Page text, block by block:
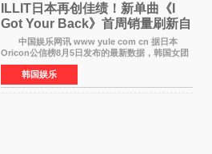
ILLIT日本再创佳绩！新单曲《I
Got Your Back》首周销量刷新自
身纪录
中国娱乐网讯 www yule com cn 据日本
Oricon公信榜8月5日发布的最新数据，韩国女团
ILLIT在日本发行的第二张单曲《I Got Your
Back》首周销量达到71,009张，成功跻身最新一
期周单曲排行
韩国娱乐